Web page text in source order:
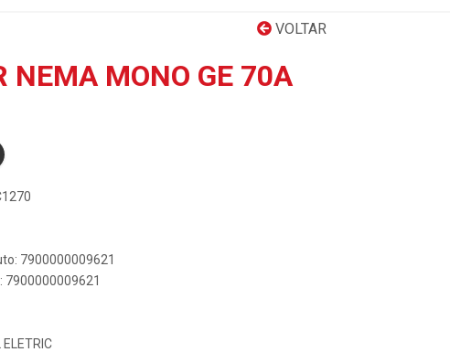
VOLTAR
NEMA MONO GE 70A
7900000009621
7900000009621
ELETRIC